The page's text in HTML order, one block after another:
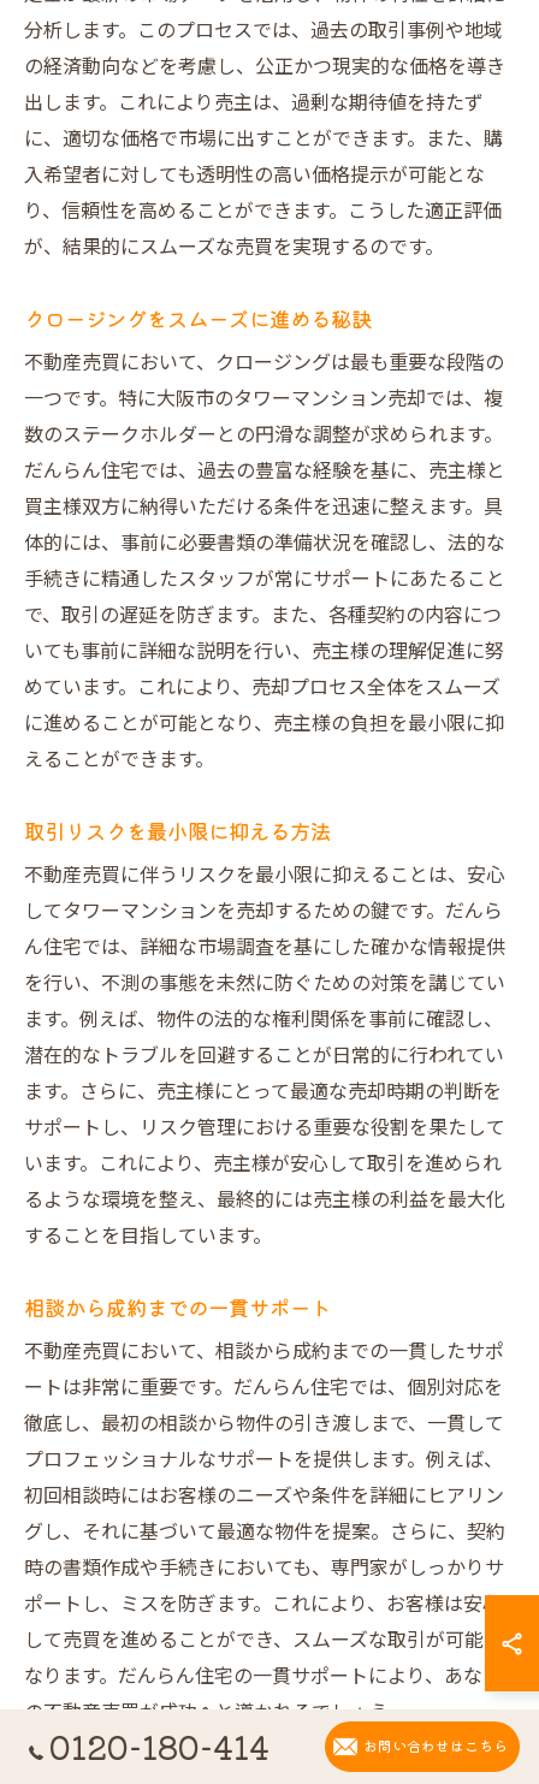
分析します。このプロセスでは、過去の取引事例や地域
の経済動向などを考慮し、公正かつ現実的な価格を導き
出します。これにより売主は、過剰な期待値を持たず
に、適切な価格で市場に出すことができます。また、購
入希望者に対しても透明性の高い価格提示が可能とな
り、信頼性を高めることができます。こうした適正評価
が、結果的にスムーズな売買を実現するのです。
クロージングをスムーズに進める秘訣
不動産売買において、クロージングは最も重要な段階の
一つです。特に大阪市のタワーマンション売却では、複
数のステークホルダーとの円滑な調整が求められます。
だんらん住宅では、過去の豊富な経験を基に、売主様と
買主様双方に納得いただける条件を迅速に整えます。具
体的には、事前に必要書類の準備状況を確認し、法的な
手続きに精通したスタッフが常にサポートにあたること
で、取引の遅延を防ぎます。また、各種契約の内容につ
いても事前に詳細な説明を行い、売主様の理解促進に努
めています。これにより、売却プロセス全体をスムーズ
に進めることが可能となり、売主様の負担を最小限に抑
えることができます。
取引リスクを最小限に抑える方法
不動産売買に伴うリスクを最小限に抑えることは、安心
してタワーマンションを売却するための鍵です。だんら
ん住宅では、詳細な市場調査を基にした確かな情報提供
を行い、不測の事態を未然に防ぐための対策を講じてい
ます。例えば、物件の法的な権利関係を事前に確認し、
潜在的なトラブルを回避することが日常的に行われてい
ます。さらに、売主様にとって最適な売却時期の判断を
サポートし、リスク管理における重要な役割を果たして
います。これにより、売主様が安心して取引を進められ
るような環境を整え、最終的には売主様の利益を最大化
することを目指しています。
相談から成約までの一貫サポート
不動産売買において、相談から成約までの一貫したサポ
ートは非常に重要です。だんらん住宅では、個別対応を
徹底し、最初の相談から物件の引き渡しまで、一貫して
プロフェッショナルなサポートを提供します。例えば、
初回相談時にはお客様のニーズや条件を詳細にヒアリン
グし、それに基づいて最適な物件を提案。さらに、契約
時の書類作成や手続きにおいても、専門家がしっかりサ
ポートし、ミスを防ぎます。これにより、お客様は安心
して売買を進めることができ、スムーズな取引が可能に
なります。だんらん住宅の一貫サポートにより、あなた
の不動産売買が成功へと導かれるでしょう。
0120-180-414 お問い合わせはこちら